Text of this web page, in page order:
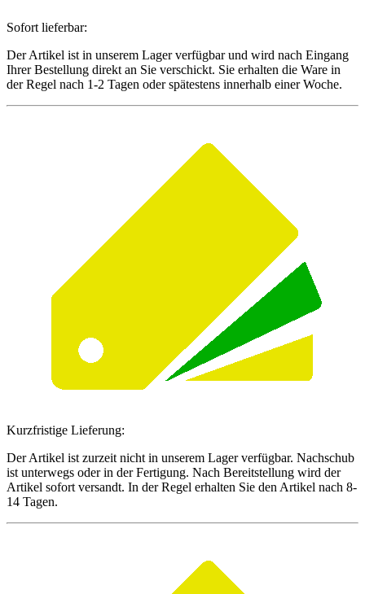
Sofort lieferbar:
Der Artikel ist in unserem Lager verfügbar und wird nach Eingang
Ihrer Bestellung direkt an Sie verschickt. Sie erhalten die Ware in
der Regel nach 1-2 Tagen oder spätestens innerhalb einer Woche.
Kurzfristige Lieferung:
Der Artikel ist zurzeit nicht in unserem Lager verfügbar. Nachschub
ist unterwegs oder in der Fertigung. Nach Bereitstellung wird der
Artikel sofort versandt. In der Regel erhalten Sie den Artikel nach 8-
14 Tagen.